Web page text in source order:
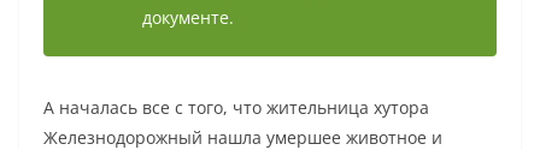
документе.
А началась все с того, что жительница хутора
Железнодорожный нашла умершее животное и